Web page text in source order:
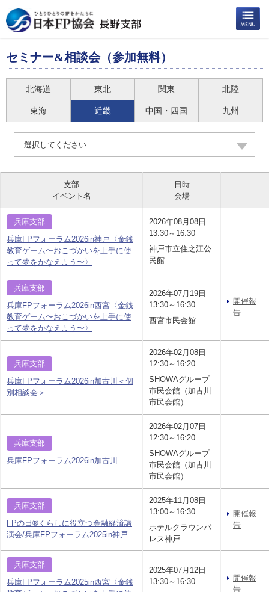
セミナー&相談会（参加無料）
北海道 東北 関東 北陸
東海 近畿 中国・四国 九州
選択してください
支部
イベント名
日時
会場
兵庫支部
兵庫FPフォーラム2026in神戸〈金銭
教育ゲーム〜おこづかいを上手に使
って夢をかなえよう〜〉
2026年08月08日
13:30～16:30
神戸市立住之江公
民館
兵庫支部
兵庫FPフォーラム2026in西宮〈金銭
教育ゲーム〜おこづかいを上手に使
って夢をかなえよう〜〉
2026年07月19日
13:30～16:30
西宮市民会館
開催報
告
兵庫支部
兵庫FPフォーラム2026in加古川＜個
別相談会＞
2026年02月08日
12:30～16:20
SHOWAグループ
市民会館（加古川
市民会館）
兵庫支部
兵庫FPフォーラム2026in加古川
2026年02月07日
12:30～16:20
SHOWAグループ
市民会館（加古川
市民会館）
兵庫支部
FPの日®くらしに役立つ金融経済講
演会/兵庫FPフォーラム2025in神戸
2025年11月08日
13:00～16:30
ホテルクラウンパ
レス神戸
開催報
告
兵庫支部
兵庫FPフォーラム2025in西宮〈金銭
2025年07月12日
13:30～16:30
開催報
告